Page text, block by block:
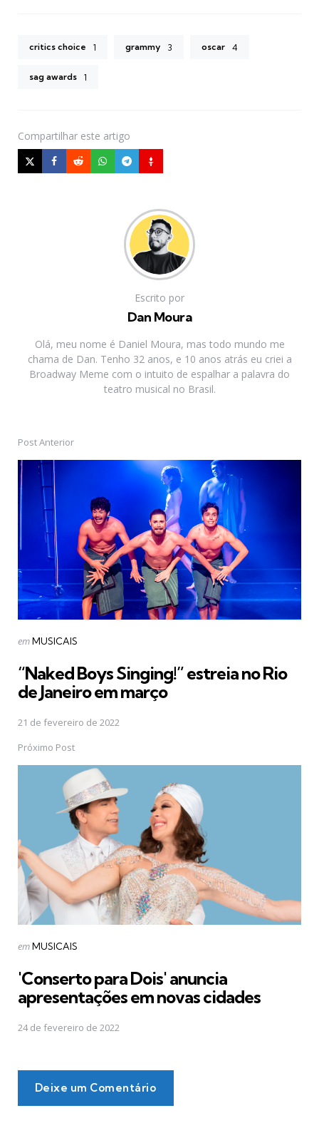
critics choice 1 grammy 3 oscar 4
sag awards 1
Compartilhar este artigo
Escrito por
Dan Moura
Olá, meu nome é Daniel Moura, mas todo mundo me
chama de Dan. Tenho 32 anos, e 10 anos atrás eu criei a
Broadway Meme com o intuito de espalhar a palavra do
teatro musical no Brasil.
Post
navigation
Post Anterior
Postado
emMUSICAIS
“Naked Boys Singing!” estreia no Rio
de Janeiro em março
21 de fevereiro de 2022
Próximo Post
Postado
emMUSICAIS
'Conserto para Dois' anuncia
apresentações em novas cidades
24 de fevereiro de 2022
Deixe um Comentário